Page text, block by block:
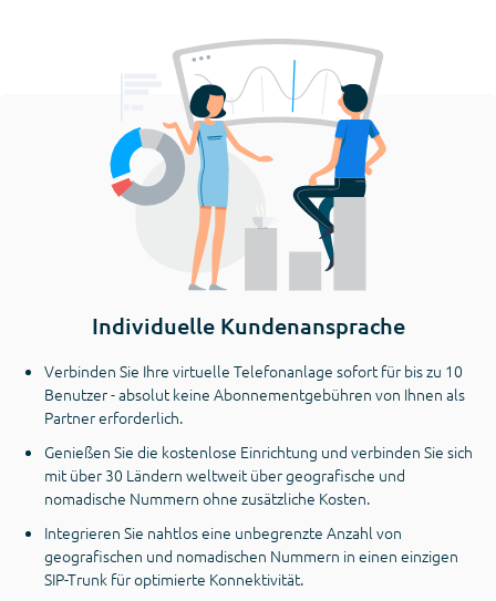
Individuelle Kundenansprache
Verbinden Sie Ihre virtuelle Telefonanlage sofort für bis zu 10
Benutzer - absolut keine Abonnementgebühren von Ihnen als
Partner erforderlich.
Genießen Sie die kostenlose Einrichtung und verbinden Sie sich
mit über 30 Ländern weltweit über geografische und
nomadische Nummern ohne zusätzliche Kosten.
Integrieren Sie nahtlos eine unbegrenzte Anzahl von
geografischen und nomadischen Nummern in einen einzigen
SIP-Trunk für optimierte Konnektivität.